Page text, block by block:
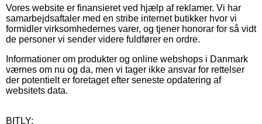
Vores website er finansieret ved hjælp af reklamer. Vi har
samarbejdsaftaler med en stribe internet butikker hvor vi
formidler virksomhedernes varer, og tjener honorar for så vidt
de personer vi sender videre fuldfører en ordre.
Informationer om produkter og online webshops i Danmark
værnes om nu og da, men vi tager ikke ansvar for rettelser
der potentielt er foretaget efter seneste opdatering af
websitets data.
BITLY: